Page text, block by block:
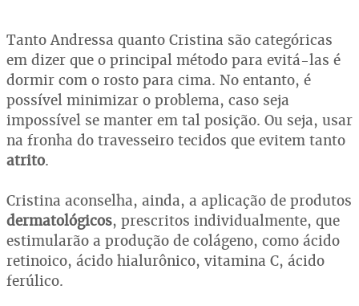
Tanto Andressa quanto Cristina são categóricas
em dizer que o principal método para evitá-las é
dormir com o rosto para cima. No entanto, é
possível minimizar o problema, caso seja
impossível se manter em tal posição. Ou seja, usar
na fronha do travesseiro tecidos que evitem tanto
atrito.
Cristina aconselha, ainda, a aplicação de produtos
dermatológicos, prescritos individualmente, que
estimularão a produção de colágeno, como ácido
retinoico, ácido hialurônico, vitamina C, ácido
ferúlico.